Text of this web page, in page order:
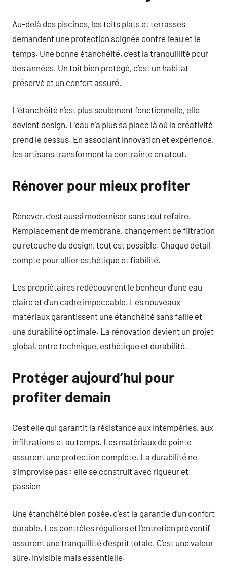
Au-delà des piscines, les toits plats et terrasses
demandent une protection soignée contre l’eau et le
temps. Une bonne étanchéité, c’est la tranquillité pour
des années. Un toit bien protégé, c’est un habitat
préservé et un confort assuré.
L’étanchéité n’est plus seulement fonctionnelle, elle
devient design. L’eau n’a plus sa place là où la créativité
prend le dessus. En associant innovation et expérience,
les artisans transforment la contrainte en atout.
Rénover pour mieux profiter
Rénover, c’est aussi moderniser sans tout refaire.
Remplacement de membrane, changement de filtration
ou retouche du design, tout est possible. Chaque détail
compte pour allier esthétique et fiabilité.
Les propriétaires redécouvrent le bonheur d’une eau
claire et d’un cadre impeccable. Les nouveaux
matériaux garantissent une étanchéité sans faille et
une durabilité optimale. La rénovation devient un projet
global, entre technique, esthétique et durabilité.
Protéger aujourd’hui pour
profiter demain
C’est elle qui garantit la résistance aux intempéries, aux
infiltrations et au temps. Les matériaux de pointe
assurent une protection complète. La durabilité ne
s’improvise pas : elle se construit avec rigueur et
passion
Une étanchéité bien posée, c’est la garantie d’un confort
durable. Les contrôles réguliers et l’entretien préventif
assurent une tranquillité d’esprit totale. C’est une valeur
sûre, invisible mais essentielle.